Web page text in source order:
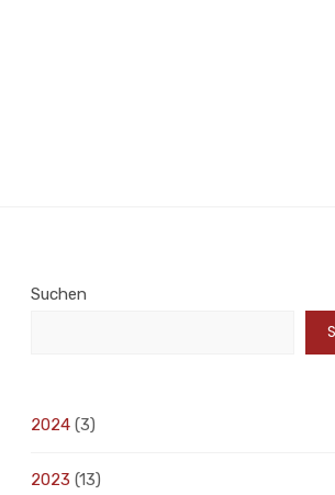
Suchen
2024(3)
2023 (13)